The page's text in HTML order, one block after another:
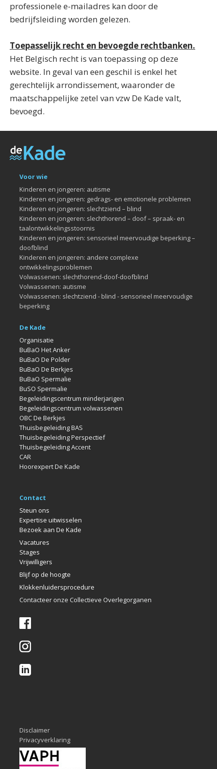
professionele e-mailadres kan door de
bedrijfsleiding worden gelezen.
Toepasselijk recht en bevoegde rechtbanken.
Het Belgisch recht is van toepassing op deze
website. In geval van een geschil is enkel het
gerechtelijk arrondissement, waaronder de
maatschappelijke zetel van vzw De Kade valt,
bevoegd.
Voor wie
Kinderen en jongeren: autisme
Kinderen en jongeren: gedrags- en emotionele problemen
Kinderen en jongeren: slechtziend – blind
Kinderen en jongeren: slechthorend – doof – spraak- en
taalontwikkelingsstoornis
Kinderen en jongeren: sensorieel meervoudige beperking –
doofblind
Kinderen en jongeren: andere complexe
ontwikkelingsproblemen
Volwassenen: slechthorend-doof-doofblind
Volwassenen: autisme
Volwassenen: slechtziend - blind - sensorieel meervoudige
beperking
De Kade
Organisatie
BuBaO Het Anker
BuBaO De Polder
BuBaO De Berkjes
BuBaO Spermalie
BuSO Spermalie
Begeleidingscentrum minderjarigen
Begeleidingscentrum volwassenen
OBC De Berkjes
Thuisbegeleiding BAS
Thuisbegeleiding Perspectief
Thuisbegeleiding Accent
CAR
Hoorexpert De Kade
Contact
Steun ons
Expertise uitwisselen
Bezoek aan De Kade
Vacatures
Stages
Vrijwilligers
Blijf op de hoogte
Klokkenluidersprocedure
Contacteer onze Collectieve Overlegorganen
Disclaimer
Privacyverklaring